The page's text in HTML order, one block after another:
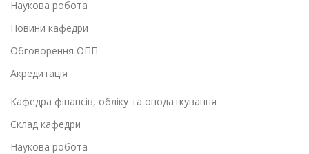
Наукова робота
Новини кафедри
Обговорення ОПП
Акредитація
Кафедра фінансів, обліку та оподаткування
Склад кафедри
Наукова робота